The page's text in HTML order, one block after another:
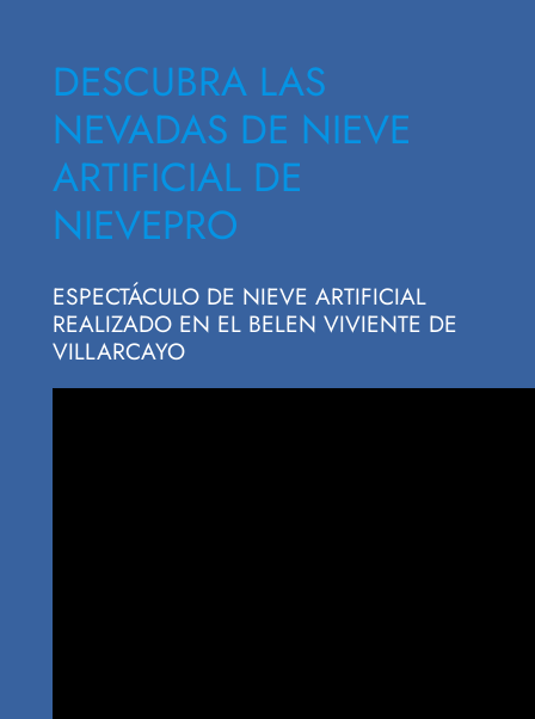
DESCUBRA LAS
NEVADAS DE NIEVE
ARTIFICIAL DE
NIEVEPRO
ESPECTÁCULO DE NIEVE ARTIFICIAL
REALIZADO EN EL BELEN VIVIENTE DE
VILLARCAYO